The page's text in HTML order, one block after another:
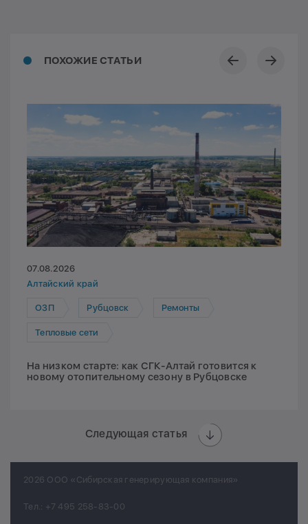
ПОХОЖИЕ СТАТЬИ
07.08.2026
Алтайский край
ОЗП Рубцовск Ремонты
Тепловые сети
На низком старте: как СГК-Алтай готовится к
новому отопительному сезону в Рубцовске
Следующая статья
2026 ООО «Сибирская генерирующая компания»
Тел.: +7 495 258-83-00